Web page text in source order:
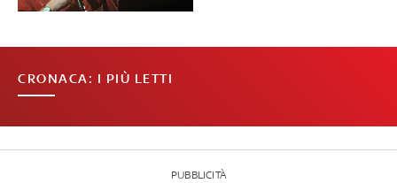
CRONACA: I PIÙ LETTI
PUBBLICITÀ